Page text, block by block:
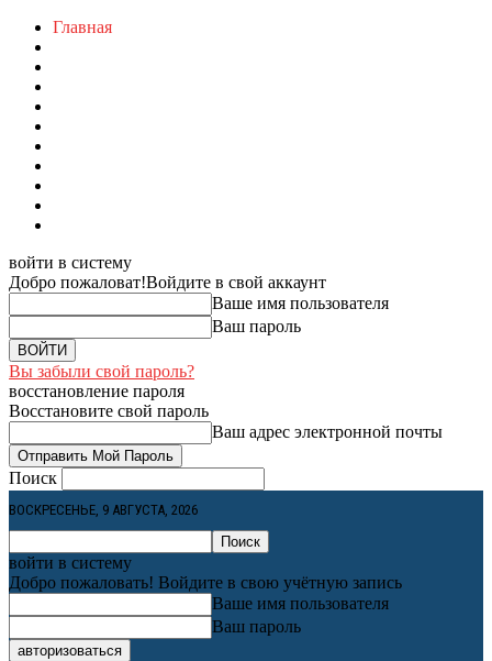
Главная
войти в систему
Добро пожаловат!Войдите в свой аккаунт
Ваше имя пользователя
Ваш пароль
Вы забыли свой пароль?
восстановление пароля
Восстановите свой пароль
Ваш адрес электронной почты
Поиск
ВОСКРЕСЕНЬЕ, 9 АВГУСТА, 2026
войти в систему
Добро пожаловать! Войдите в свою учётную запись
Ваше имя пользователя
Ваш пароль